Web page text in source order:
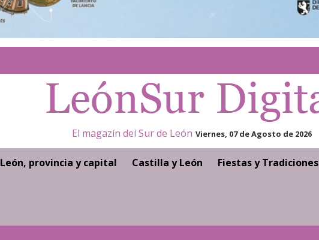
El magazín del Sur de León Viernes, 07 de Agosto de 2026
León, provincia y capital Castilla y León Fiestas y Tradiciones